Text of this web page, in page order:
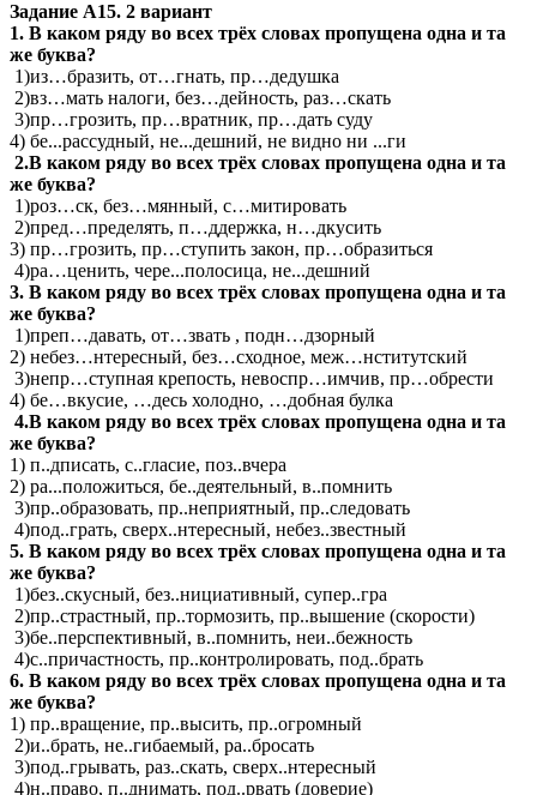
Задание А15. 2 вариант
1. В каком ряду во всех трёх словах пропущена одна и та
же буква?
1)из…бразить, от…гнать, пр…дедушка
2)вз…мать налоги, без…дейность, раз…скать
3)пр…грозить, пр…вратник, пр…дать суду
4) бе...рассудный, не...дешний, не видно ни ...ги
2.В каком ряду во всех трёх словах пропущена одна и та
же буква?
1)роз…ск, без…мянный, с…митировать
2)пред…пределять, п…ддержка, н…дкусить
3) пр…грозить, пр…ступить закон, пр…образиться
4)ра…ценить, чере...полосица, не...дешний
3. В каком ряду во всех трёх словах пропущена одна и та
же буква?
1)преп…давать, от…звать , подн…дзорный
2) небез…нтересный, без…сходное, меж…нститутский
3)непр…ступная крепость, невоспр…имчив, пр…обрести
4) бе…вкусие, …десь холодно, …добная булка
4.В каком ряду во всех трёх словах пропущена одна и та
же буква?
1) п..дписать, с..гласие, поз..вчера
2) ра...положиться, бе..деятельный, в..помнить
3)пр..образовать, пр..неприятный, пр..следовать
4)под..грать, сверх..нтересный, небез..звестный
5. В каком ряду во всех трёх словах пропущена одна и та
же буква?
1)без..скусный, без..нициативный, супер..гра
2)пр..страстный, пр..тормозить, пр..вышение (скорости)
3)бе..перспективный, в..помнить, неи..бежность
4)с..причастность, пр..контролировать, под..брать
6. В каком ряду во всех трёх словах пропущена одна и та
же буква?
1) пр..вращение, пр..высить, пр..огромный
2)и..брать, не..гибаемый, ра..бросать
3)под..грывать, раз..скать, сверх..нтересный
4)н..право, п..днимать, под..рвать (доверие)